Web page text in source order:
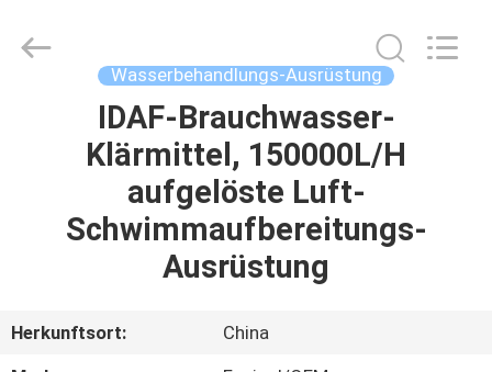
PRODUKTE
FABRIK-
Wasserbehandlungs-Ausrüstung
IDAF-Brauchwasser-
Klärmittel, 150000L/H
aufgelöste Luft-
Schwimmaufbereitungs-
Ausrüstung
Herkunftsort:
China